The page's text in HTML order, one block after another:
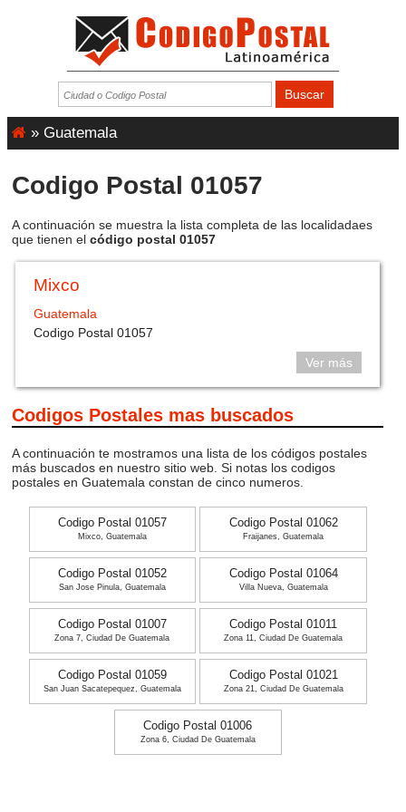
» Guatemala
Codigo Postal 01057
A continuación se muestra la lista completa de las localidadaes
que tienen el código postal 01057
Mixco
Guatemala
Codigo Postal 01057
Ver más
Codigos Postales mas buscados
A continuación te mostramos una lista de los códigos postales
más buscados en nuestro sitio web. Si notas los codigos
postales en Guatemala constan de cinco numeros.
Codigo Postal 01057
Mixco, Guatemala
Codigo Postal 01062
Fraijanes, Guatemala
Codigo Postal 01052
San Jose Pinula, Guatemala
Codigo Postal 01064
Villa Nueva, Guatemala
Codigo Postal 01007
Zona 7, Ciudad De Guatemala
Codigo Postal 01011
Zona 11, Ciudad De Guatemala
Codigo Postal 01059
San Juan Sacatepequez, Guatemala
Codigo Postal 01021
Zona 21, Ciudad De Guatemala
Codigo Postal 01006
Zona 6, Ciudad De Guatemala